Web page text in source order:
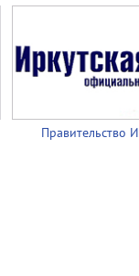
Правительство